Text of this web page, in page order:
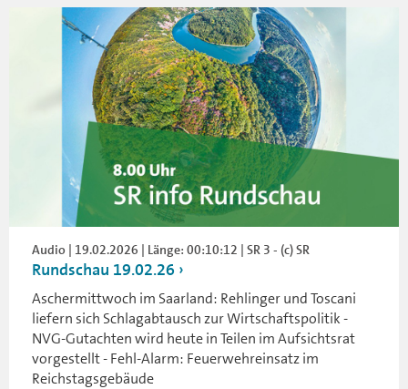
Audio | 19.02.2026 | Länge: 00:10:12 | SR 3 - (c) SR
Rundschau 19.02.26
Aschermittwoch im Saarland: Rehlinger und Toscani
liefern sich Schlagabtausch zur Wirtschaftspolitik -
NVG-Gutachten wird heute in Teilen im Aufsichtsrat
vorgestellt - Fehl-Alarm: Feuerwehreinsatz im
Reichstagsgebäude